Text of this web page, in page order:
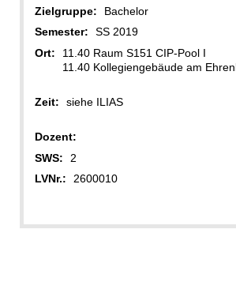
Zielgruppe:
Bachelor
Semester:
SS 2019
Ort:
11.40 Raum S151 CIP-Pool I
11.40 Kollegiengebäude am
Zeit: siehe ILIAS
Dozent:
SWS:
2
LVNr.:
2600010